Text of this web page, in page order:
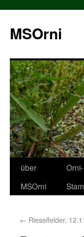
MSOrni
über
MSOrni
Orni-
← Rieselfelder,